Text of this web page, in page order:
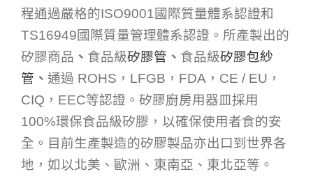
程通過嚴格的ISO9001國際質量體系認證和
TS16949國際質量管理體系認證。所產製出的
矽膠商品 、 食品級矽膠管 、 食品級矽膠包紗
管 、 通過 ROHS，LFGB，FDA，CE / EU，
CIQ，EEC等認證。矽膠廚房用器皿採用
100%環保食品級矽膠，以確保使用者食的安
全。目前生產製造的矽膠製品亦出口到世界各
地，如以北美、歐洲、東南亞、東北亞等。